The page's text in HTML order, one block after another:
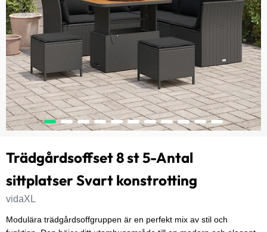
Trädgårdsoffset 8 st 5-Antal
sittplatser Svart konstrotting
vidaXL
Modulära trädgårdsoffgruppen är en perfekt mix av stil och